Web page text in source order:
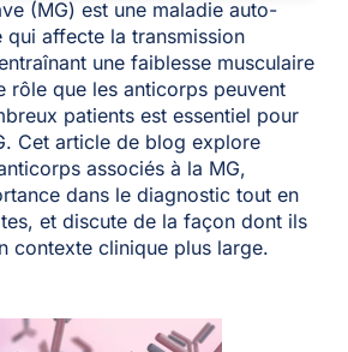
DES MATIÈRES
(MG) est une maladie auto-
qui affecte la transmission
une faiblesse musculaire
rôle que les anticorps peuvent
patients est essentiel pour
Cet article de blog explore
associés à la MG,
dans le diagnostic tout en
et discute de la façon dont ils
contexte clinique plus large.